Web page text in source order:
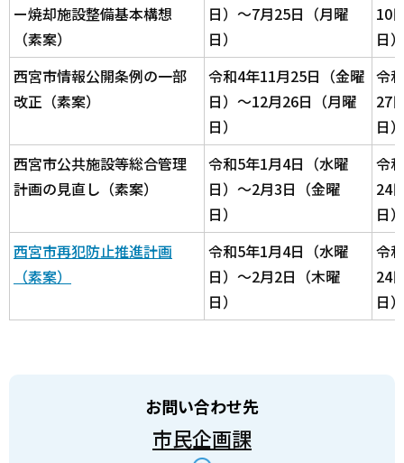
ー焼却施設整備基本構想
（素案）
日）～7月25日（月曜
日）
10
日）
西宮市情報公開条例の一部
改正（素案）
令和4年11月25日（金曜
日）～12月26日（月曜
日）
令
27
日）
西宮市公共施設等総合管理
計画の見直し（素案）
令和5年1月4日（水曜
日）～2月3日（金曜
日）
令
24
日）
西宮市再犯防止推進計画
（素案）
令和5年1月4日（水曜
日）～2月2日（木曜
日）
令
24
日）
お問い合わせ先
市民企画課